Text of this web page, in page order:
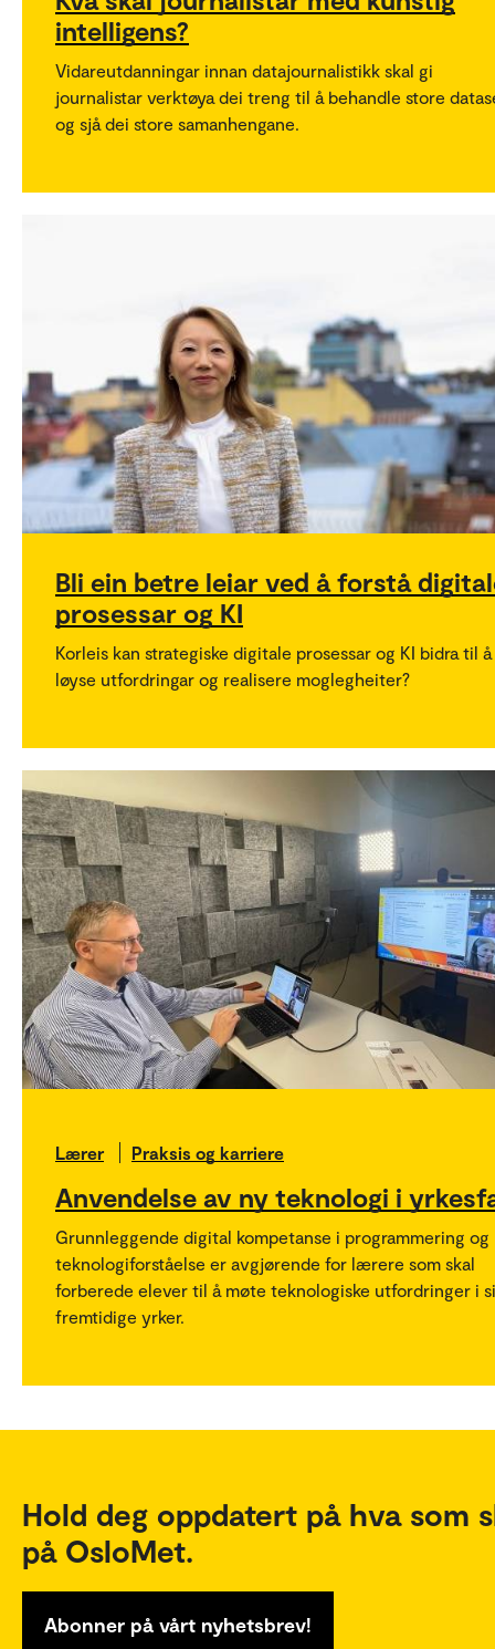
intelligens?
Vidareutdanningar innan datajournalistikk skal gi
journalistar verktøya dei treng til å behandle store
og sjå dei store samanhengane.
Bli ein betre leiar ved å forstå
prosessar og KI
Korleis kan strategiske digitale prosessar og KI bidra til å
løyse utfordringar og realisere moglegheiter?
Lærer Praksis og karriere
Anvendelse av ny teknologi i
Grunnleggende digital kompetanse i programmering og
teknologiforståelse er avgjørende for lærere som skal
forberede elever til å møte teknologiske utfordringer i
fremtidige yrker.
Hold deg oppdatert på hva som
på OsloMet.
Abonner på vårt nyhetsbrev!